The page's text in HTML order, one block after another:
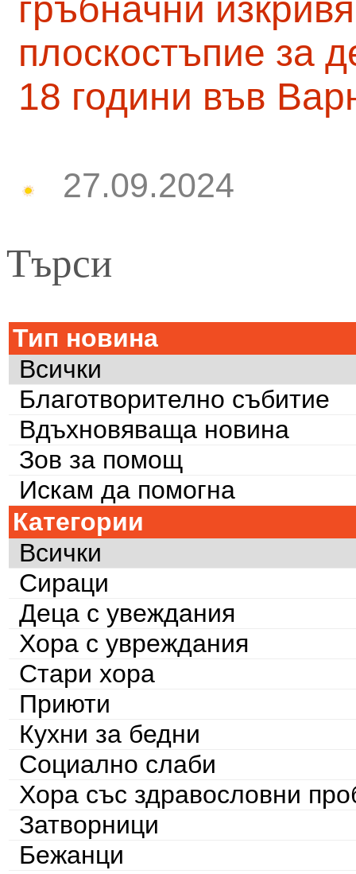
гръбначни
плоскостъпие за
18 години във
27.09.2024
Търси
Тип новина
Всички
Благотворително събитие
Вдъхновяваща новина
Зов за помощ
Искам да помогна
Категории
Всички
Сираци
Деца с увеждания
Хора с увреждания
Стари хора
Приюти
Кухни за бедни
Социално слаби
Хора със здравословни
Затворници
Бежанци